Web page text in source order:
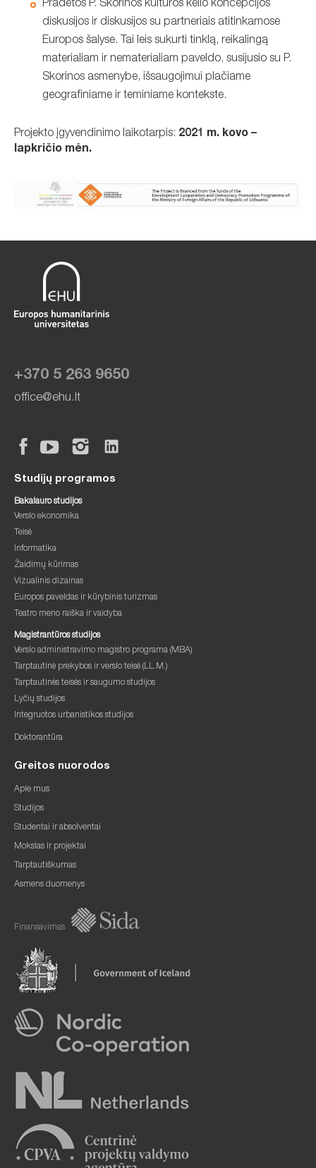
Pradėtos P. Skorinos kultūros kelio koncepcijos
diskusijos ir diskusijos su partneriais atitinkamose
Europos šalyse. Tai leis sukurti tinklą, reikalingą
materialiam ir nematerialiam paveldo, susijusio su P.
Skorinos asmenybe, išsaugojimui plačiame
geografiniame ir teminiame kontekste.
Projekto įgyvendinimo laikotarpis: 2021 m. kovo –
lapkričio mėn.
+370 5 263 9650
office@ehu.lt
Studijų programos
Bakalauro studijos
Verslo ekonomika
Teisė
Informatika
Žaidimų kūrimas
Vizualinis dizainas
Europos paveldas ir kūrybinis turizmas
Teatro meno raiška ir vaidyba
Magistrantūros studijos
Verslo administravimo magistro programa (MBA)
Tarptautinė prekybos ir verslo teisė (LL.M.)
Tarptautinės teisės ir saugumo studijos
Lyčių studijos
Integruotos urbanistikos studijos
Doktorantūra
Greitos nuorodos
Apie mus
Studijos
Studentai ir absolventai
Mokslas ir projektai
Tarptautiškumas
Asmens duomenys
Finansavimas